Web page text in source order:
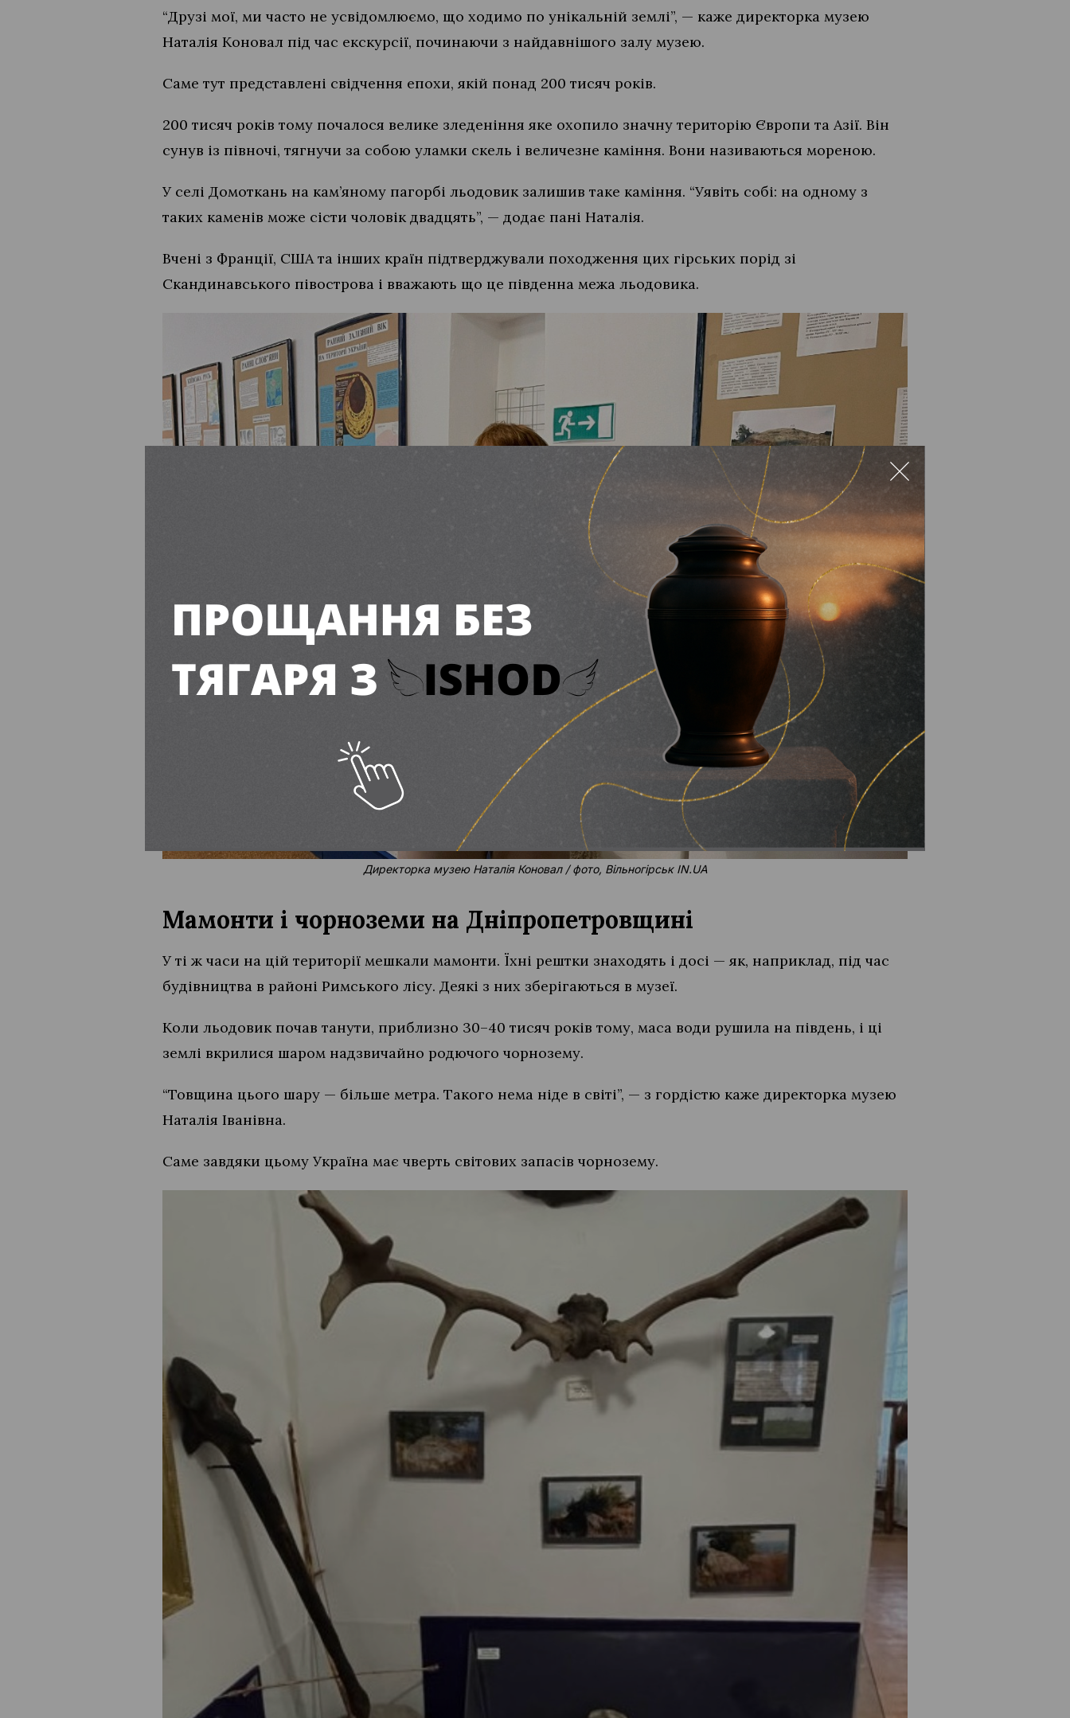
“Друзі мої, ми часто не усвідомлюємо, що ходимо по унікальній землі”, — каже директорка музею
Наталія Коновал під час екскурсії, починаючи з найдавнішого залу музею.
Саме тут представлені свідчення епохи, якій понад 200 тисяч років.
200 тисяч років тому почалося велике зледеніння яке охопило значну територію Європи та Азії. Він
сунув із півночі, тягнучи за собою уламки скель і величезне каміння. Вони називаються мореною.
У селі Домоткань на кам’яному пагорбі льодовик залишив таке каміння. “Уявіть собі: на одному з
таких каменів може сісти чоловік двадцять”, — додає пані Наталія.
Вчені з Франції, США та інших країн підтверджували походження цих гірських порід зі
Скандинавського півострова і вважають що це південна межа льодовика.
Директорка музею Наталія Коновал / фото, Вільногірськ IN.UA
Мамонти і чорноземи на Дніпропетровщині
У ті ж часи на цій території мешкали мамонти. Їхні рештки знаходять і досі — як, наприклад, під час
будівництва в районі Римського лісу. Деякі з них зберігаються в музеї.
Коли льодовик почав танути, приблизно 30–40 тисяч років тому, маса води рушила на південь, і ці
землі вкрилися шаром надзвичайно родючого чорнозему.
“Товщина цього шару — більше метра. Такого нема ніде в світі”, — з гордістю каже директорка музею
Наталія Іванівна.
Саме завдяки цьому Україна має чверть світових запасів чорнозему.